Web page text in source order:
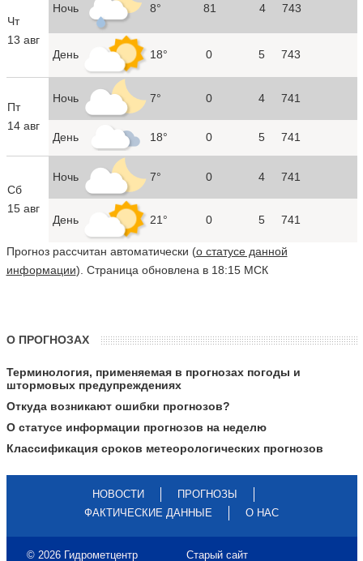
Чт
13 авг
Ночь 8° 81 4 743
День 18° 0 5 743
Пт
14 авг
Ночь 7° 0 4 741
День 18° 0 5 741
Сб
15 авг
Ночь 7° 0 4 741
День 21° 0 5 741
Прогноз рассчитан автоматически (о статусе данной
информации). Страница обновлена в 18:15 МСК
О ПРОГНОЗАХ
Терминология, применяемая в прогнозах погоды и
штормовых предупреждениях
Откуда возникают ошибки прогнозов?
О статусе информации прогнозов на неделю
Классификация сроков метеорологических прогнозов
НОВОСТИ
ПРОГНОЗЫ
ФАКТИЧЕСКИЕ ДАННЫЕ
О НАС
© 2026 Гидрометцентр
Старый сайт